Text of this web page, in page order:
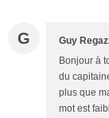
G Guy
Bonjour à
du
plus que
mot est